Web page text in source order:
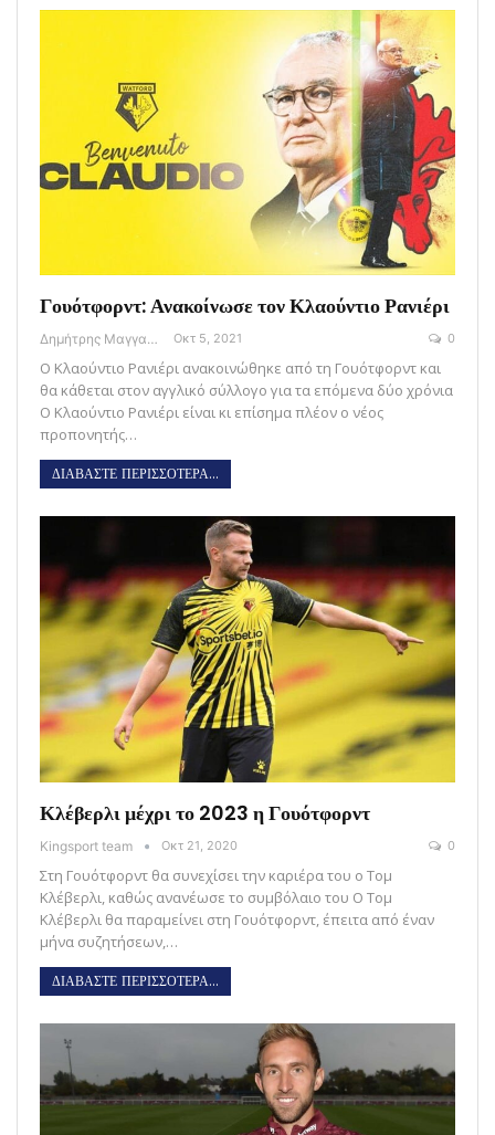
Γουότφορντ: Ανακοίνωσε τον Κλαούντιο Ρανιέρι
Δημήτρης Μαγγανάρης Οκτ 5, 2021 0
Ο Κλαούντιο Ρανιέρι ανακοινώθηκε από τη Γουότφορντ και
θα κάθεται στον αγγλικό σύλλογο για τα επόμενα δύο χρόνια
Ο Κλαούντιο Ρανιέρι είναι κι επίσημα πλέον ο νέος
προπονητής…
ΔΙΑΒΑΣΤΕ ΠΕΡΙΣΣΟΤΕΡΑ...
Κλέβερλι μέχρι το 2023 η Γουότφορντ
Kingsport team Οκτ 21, 2020 0
Στη Γουότφορντ θα συνεχίσει την καριέρα του ο Τομ
Κλέβερλι, καθώς ανανέωσε το συμβόλαιο του Ο Τομ
Κλέβερλι θα παραμείνει στη Γουότφορντ, έπειτα από έναν
μήνα συζητήσεων,…
ΔΙΑΒΑΣΤΕ ΠΕΡΙΣΣΟΤΕΡΑ...